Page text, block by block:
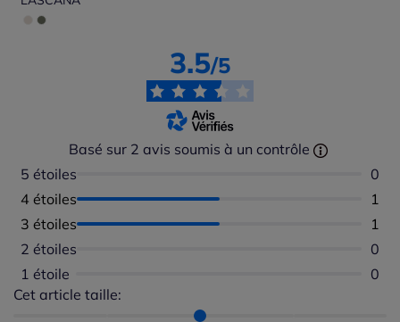
3.5/5
Basé sur 2 avis soumis à un contrôle
5 étoiles
0
4 étoiles
1
3 étoiles
1
2 étoiles
0
1 étoile
0
Cet article taille:
Répartition du taillant selon les avis clients
Taille normalement : 100%